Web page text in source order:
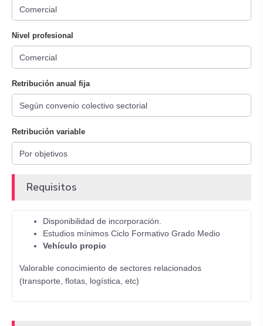
Nivel profesional
Retribución anual fija
Retribución variable
Requisitos
Disponibilidad de incorporación.
Estudios mínimos Ciclo Formativo Grado Medio
Vehículo propio
Valorable conocimiento de sectores relacionados
(transporte, flotas, logística, etc)